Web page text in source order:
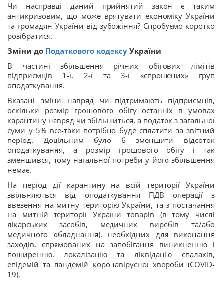
Чи насправді даний прийнятий закон є таким
антикризовим, що може врятувати економіку України
та громадян України від зубожіння? Спробуємо коротко
розібратися.
Зміни до Податкового кодексу України
В частині збільшення річних обігових лімітів
підприємців 1-ї, 2-ї та 3-ї «спрощених» груп
оподаткування.
Вказані зміни навряд чи підтримають підприємців,
оскільки розмір грошового обігу останніх в умовах
карантину навряд чи збільшиться, а податок з загальної
суми у 5% все-таки потрібно буде сплатити за звітний
період. Доцільним було б зменшити відсоток
оподаткування, а розмір грошового обігу і так
зменшився, тому нагальної потреби у його збільшення
немає.
На період дії карантину на всій території України
звільняються від оподаткування ПДВ операції з
ввезення на митну територію України, та з постачання
на митній території України товарів (в тому числі
лікарських засобів, медичних виробів та/або
медичного обладнання), необхідних для виконання
заходів, спрямованих на запобігання виникненню і
поширенню, локалізацію та ліквідацію спалахів,
епідемій та пандемій коронавірусної хвороби (COVID-
19).